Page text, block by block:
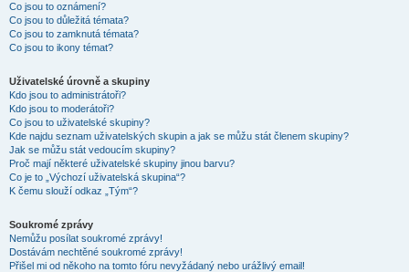
Co jsou to oznámení?
Co jsou to důležitá témata?
Co jsou to zamknutá témata?
Co jsou to ikony témat?
Uživatelské úrovně a skupiny
Kdo jsou to administrátoři?
Kdo jsou to moderátoři?
Co jsou to uživatelské skupiny?
Kde najdu seznam uživatelských skupin a jak se můžu stát členem skupiny?
Jak se můžu stát vedoucím skupiny?
Proč mají některé uživatelské skupiny jinou barvu?
Co je to „Výchozí uživatelská skupina“?
K čemu slouží odkaz „Tým“?
Soukromé zprávy
Nemůžu posílat soukromé zprávy!
Dostávám nechtěné soukromé zprávy!
Přišel mi od někoho na tomto fóru nevyžádaný nebo urážlivý email!